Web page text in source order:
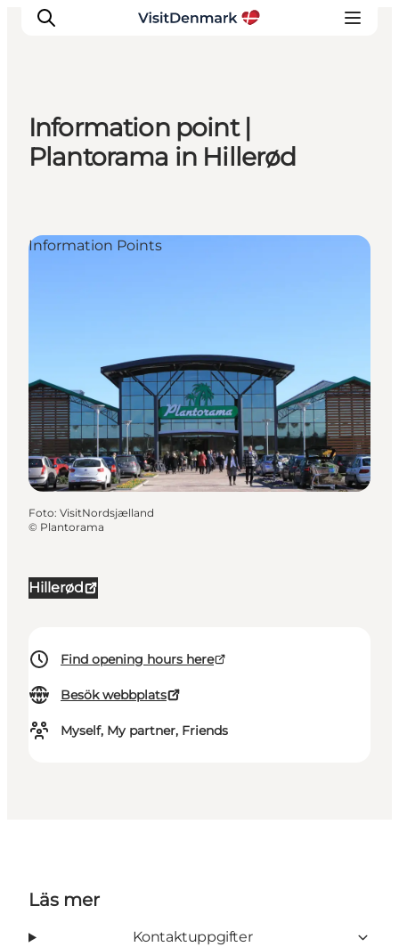
Inspiration
Planera resan
Information point |
Plantorama in Hillerød
Hillerød
Find opening hours here
Besök webbplats
Myself, My partner, Friends
Information Points
Foto: VisitNordsjælland
© Plantorama
Läs mer
Kontaktuppgifter